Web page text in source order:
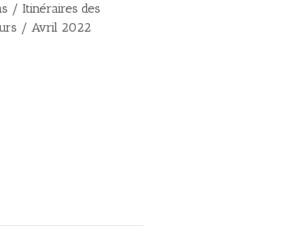
/ Itinéraires des
/ Avril 2022